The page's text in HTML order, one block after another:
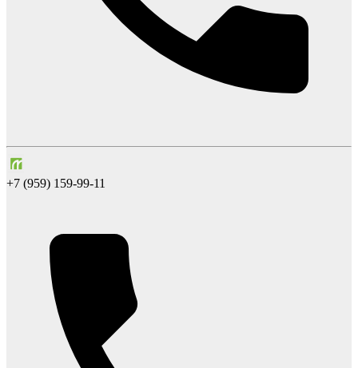
+7 (959) 159-99-11